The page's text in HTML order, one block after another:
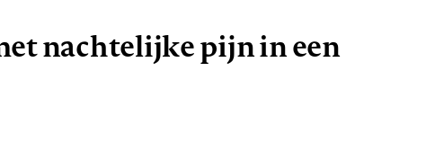
nachtelijke pijn in een